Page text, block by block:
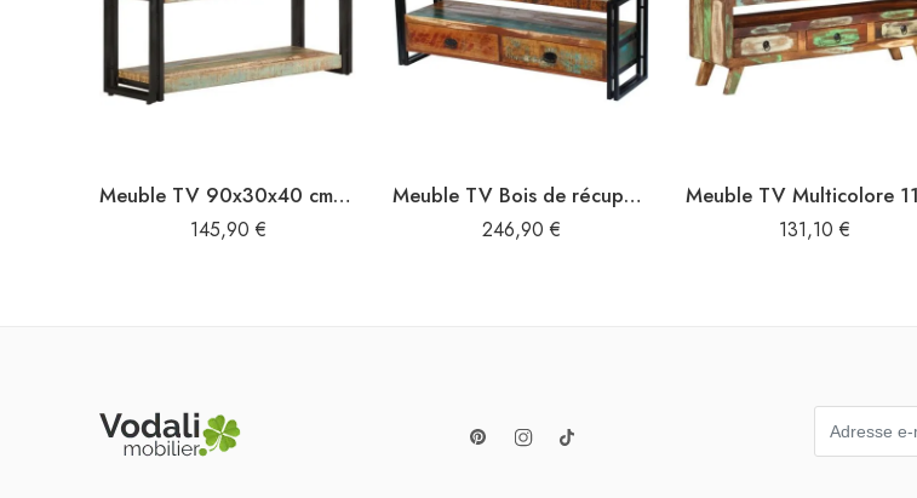
Meuble TV 90x30x40 cm Bois de récupération massif
145,90 €
Meuble TV Bois de récupération massif
246,90 € 131,10 €